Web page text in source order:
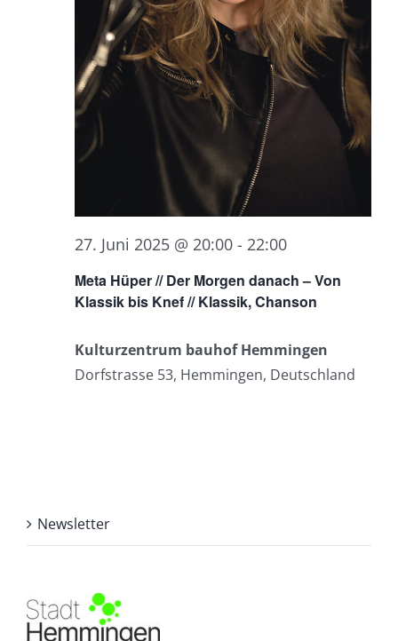
Meta Hüper // Der Morgen danach – Von
Klassik bis Knef // Klassik, Chanson
27. Juni 2025 @ 20:00 - 22:00
Kulturzentrum bauhof Hemmingen
Dorfstrasse 53, Hemmingen, Deutschland
Newsletter